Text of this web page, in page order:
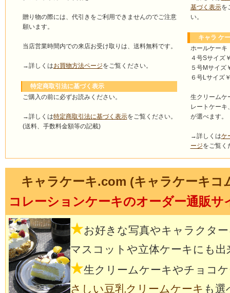
贈り物の際には、代引きをご利用できませんのでご注意
願います。
当店営業時間内での来店お受け取りは、送料無料です。
→詳しくはお買物方法ページをご覧ください。
特定商取引法に基づく表示
ご購入の前に必ずお読みください。
→詳しくは特定商取引法に基づく表示をご覧ください。
(送料、手数料金額等の記載)
基づく表示を
い。
キャラ ケ
ホールケーキ
４号Sサイズ
５号Mサイズ
６号Lサイズ
生クリームケ
レートケーキ
が選べます。
→詳しくはケ
ージをご覧く
キャラケーキ.com (キャラケーキコ
コレーションケーキのオーダー通販サ
★お好きな写真やキャラクタ
マスコットや立体ケーキにも出
★生クリームケーキやチョコ
さしい豆乳クリームケーキ も選